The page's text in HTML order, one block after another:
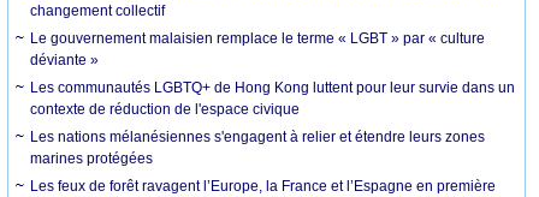
changement collectif
Le gouvernement malaisien remplace le terme « LGBT » par « culture
déviante »
Les communautés LGBTQ+ de Hong Kong luttent pour leur survie dans un
contexte de réduction de l'espace civique
Les nations mélanésiennes s'engagent à relier et étendre leurs zones
marines protégées
Les feux de forêt ravagent l’Europe, la France et l’Espagne en première